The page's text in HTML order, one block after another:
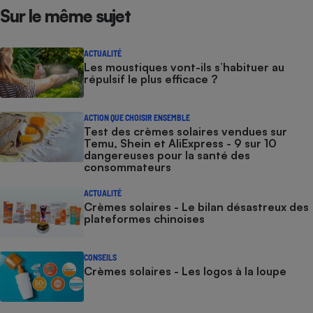
Sur le même sujet
ACTUALITÉ
Les moustiques vont-ils s’habituer au
répulsif le plus efficace ?
ACTION QUE CHOISIR ENSEMBLE
Test des crèmes solaires vendues sur
Temu, Shein et AliExpress - 9 sur 10
dangereuses pour la santé des
consommateurs
ACTUALITÉ
Crèmes solaires - Le bilan désastreux des
plateformes chinoises
CONSEILS
Crèmes solaires - Les logos à la loupe